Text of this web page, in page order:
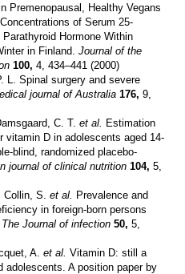
Premenopausal, Healthy Vegans
of Serum 25-
Hormone Within
in Finland.Journal of the
100,4, 434–441 (2000)
L. Spinal surgery and severe
journal of Australia 176,9,
C. T. et al. Estimation
vitamin D in adolescents aged 14-
blind, randomized placebo-
journal of clinical nutrition 104,5,
S. et al. Prevalence and
in foreign-born persons
The Journal of infection 50,5,
A. et al. Vitamin D: still a
adolescents. A position paper by